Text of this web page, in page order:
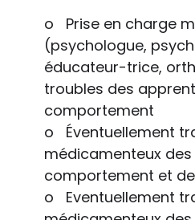
o Prise en charge
(psychologue,
éducateur-trice,
troubles des
comportement
o Éventuellement
médicamenteux
comportement et
o Eventuellement